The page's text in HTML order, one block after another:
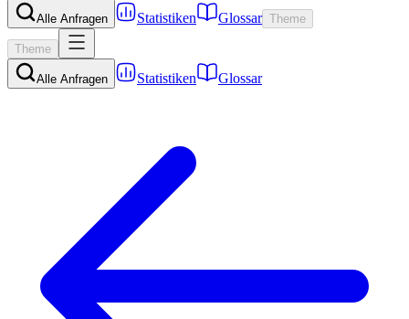
Alle Anfragen Statistiken Glossar Theme
Theme
Alle Anfragen Statistiken Glossar